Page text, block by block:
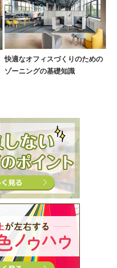
快適なオフィスづくりのための
ゾーニングの基礎知識